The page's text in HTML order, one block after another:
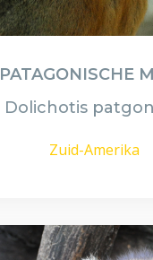
PATAGONISCHE
Dolichotis
Zuid-Amerika